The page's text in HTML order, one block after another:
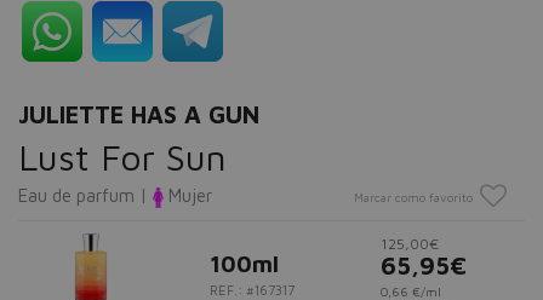
JULIETTE HAS A GUN
Lust For Sun
Eau de parfum | Mujer Marcar como favorito
100ml
REF.: #167317
125,00€
65,95€
0,66 €/ml